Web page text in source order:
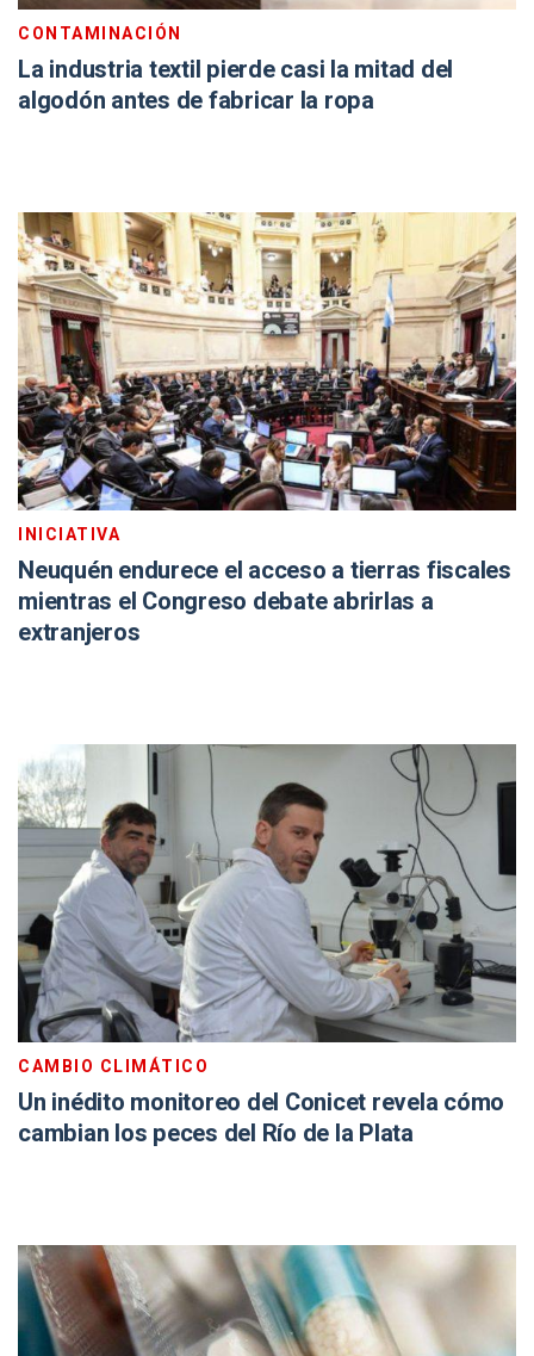
CONTAMINACIÓN
La industria textil pierde casi la mitad del
algodón antes de fabricar la ropa
INICIATIVA
Neuquén endurece el acceso a tierras fiscales
mientras el Congreso debate abrirlas a
extranjeros
CAMBIO CLIMÁTICO
Un inédito monitoreo del Conicet revela cómo
cambian los peces del Río de la Plata